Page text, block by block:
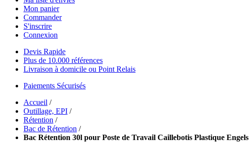
Mon panier
Commander
S'inscrire
Connexion
Devis Rapide
Plus de 10.000 références
Livraison à domicile ou Point Relais
Paiements Sécurisés
Accueil /
Outillage, EPI /
Rétention /
Bac de Rétention /
Bac Rétention 30l pour Poste de Travail Caillebotis Plastique Engels